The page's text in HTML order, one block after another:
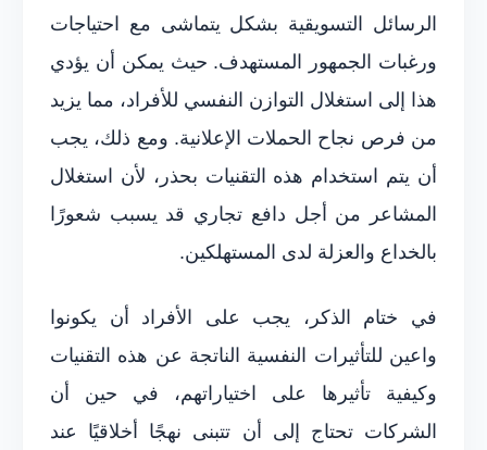
الرسائل التسويقية بشكل يتماشى مع احتياجات
ورغبات الجمهور المستهدف. حيث يمكن أن يؤدي
هذا إلى استغلال التوازن النفسي للأفراد، مما يزيد
من فرص نجاح الحملات الإعلانية. ومع ذلك، يجب
أن يتم استخدام هذه التقنيات بحذر، لأن استغلال
المشاعر من أجل دافع تجاري قد يسبب شعورًا
بالخداع والعزلة لدى المستهلكين.
في ختام الذكر، يجب على الأفراد أن يكونوا
واعين للتأثيرات النفسية الناتجة عن هذه التقنيات
وكيفية تأثيرها على اختياراتهم، في حين أن
الشركات تحتاج إلى أن تتبنى نهجًا أخلاقيًا عند